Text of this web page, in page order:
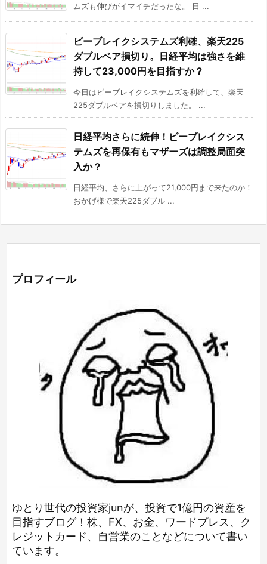
ムズも伸びがイマイチだったな。 日 ...
ビーブレイクシステムズ利確、楽天225
ダブルベア損切り。日経平均は強さを維
持して23,000円を目指すか？
今日はビーブレイクシステムズを利確して、楽天
225ダブルベアを損切りしました。 ...
日経平均さらに続伸！ビーブレイクシス
テムズを再保有もマザーズは調整局面突
入か？
日経平均、さらに上がって21,000円まで来たのか！
おかげ様で楽天225ダブル ...
プロフィール
ゆとり世代の投資家junが、投資で1億円の資産を
目指すブログ！株、FX、お金、ワードプレス、ク
レジットカード、自営業のことなどについて書い
ています。